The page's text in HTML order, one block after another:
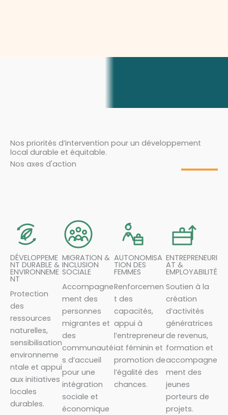
Nos priorités d’intervention pour un développement
local durable et équitable.
Nos axes d'action
DÉVELOPPEME
NT DURABLE &
ENVIRONNEME
NT
Protection
des
ressources
naturelles,
sensibilisation
environneme
ntale et appui
aux initiatives
locales
durables.
MIGRATION &
INCLUSION
SOCIALE
Accompagne
ment des
personnes
migrantes et
des
communauté
s d’accueil
pour une
intégration
sociale et
économique
AUTONOMISA
TION DES
FEMMES
Renforcemen
t des
capacités,
appui à
l’entrepreneur
iat féminin et
promotion de
l’égalité des
chances.
ENTREPRENEURI
AT &
EMPLOYABILITÉ
Soutien à la
création
d’activités
génératrices
de revenus,
formation et
accompagne
ment des
jeunes
porteurs de
projets.